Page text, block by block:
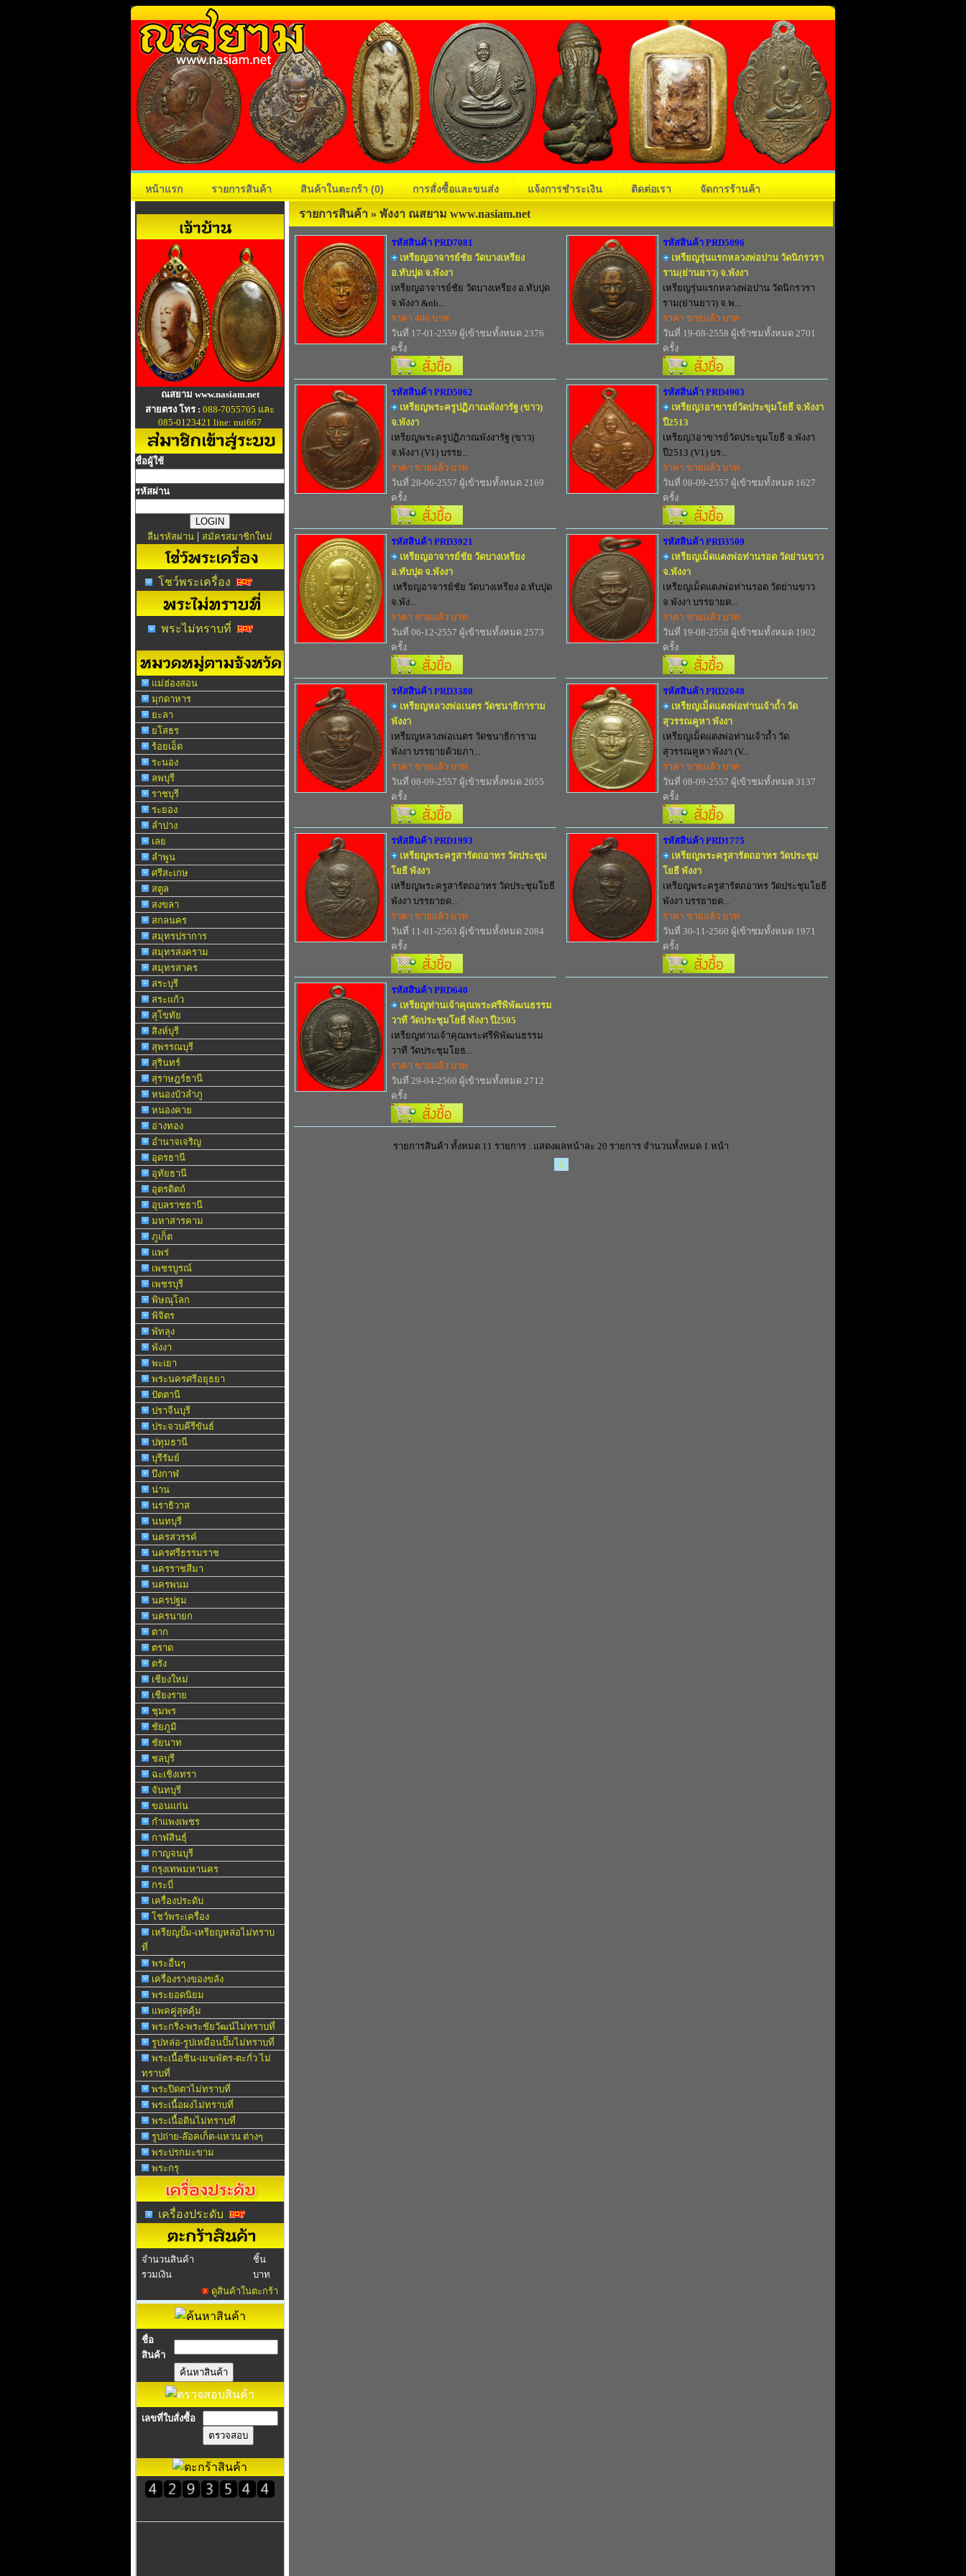
หน้าแรก รายการสินค้า สินค้าในตะกร้า (0) การสั่งซื้อและขนส่ง แจ้งการชำระเงิน ติดต่อเรา จัดการร้านค้า
ณสยาม www.nasiam.net
สายตรง โทร : 088-7055705 และ
085-0123421 line: nui667
ชื่อผู้ใช้
รหัสผ่าน
ลืมรหัสผ่าน | สมัครสมาชิกใหม่
โชว์พระเครื่อง
พระไม่ทราบที่
แม่ฮ่องสอน
มุกดาหาร
ยะลา
ยโสธร
ร้อยเอ็ด
ระนอง
ลพบุรี
ราชบุรี
ระยอง
ลำปาง
เลย
ลำพูน
ศรีสะเกษ
สตูล
สงขลา
สกลนคร
สมุทรปราการ
สมุทรสงคราม
สมุทรสาคร
สระบุรี
สระแก้ว
สุโขทัย
สิงห์บุรี
สุพรรณบุรี
สุรินทร์
สุราษฎร์ธานี
หนองบัวลำภู
หนองคาย
อ่างทอง
อำนาจเจริญ
อุดรธานี
อุทัยธานี
อุตรดิตถ์
อุบลราชธานี
มหาสารคาม
ภูเก็ต
แพร่
เพชรบูรณ์
เพชรบุรี
พิษณุโลก
พิจิตร
พัทลุง
พังงา
พะเยา
พระนครศรีอยุธยา
ปัตตานี
ปราจีนบุรี
ประจวบคีรีขันธ์
ปทุมธานี
บุรีรัมย์
บึงกาฬ
น่าน
นราธิวาส
นนทบุรี
นครสวรรค์
นครศรีธรรมราช
นครราชสีมา
นครพนม
นครปฐม
นครนายก
ตาก
ตราด
ตรัง
เชียงใหม่
เชียงราย
ชุมพร
ชัยภูมิ
ชัยนาท
ชลบุรี
ฉะเชิงเทรา
จันทบุรี
ขอนแก่น
กำแพงเพชร
กาฬสินธุ์
กาญจนบุรี
กรุงเทพมหานคร
กระบี่
เครื่องประดับ
โชว์พระเครื่อง
เหรียญปั๊ม-เหรียญหล่อไม่ทราบ
ที่
พระอื่นๆ
เครื่องรางของขลัง
พระยอดนิยม
แพคคู่สุดคุ้ม
พระกริ่ง-พระชัยวัฒน์ไม่ทราบที่
รูปหล่อ-รูปเหมือนปั๊มไม่ทราบที่
พระเนื้อชิน-เมฆพัตร-ตะกั่ว ไม่
ทราบที่
พระปิดตาไม่ทราบที่
พระเนื้อผงไม่ทราบที่
พระเนื้อดินไม่ทราบที่
รูปถ่าย-ล๊อคเก็ต-แหวน ต่างๆ
พระปรกมะขาม
พระกรุ
เครื่องประดับ
จำนวนสินค้า
ชิ้น
รวมเงิน
บาท
ดูสินค้าในตะกร้า
ชื่อ
สินค้า
เลขที่ใบสั่งซื้อ
รายการสินค้า » พังงา ณสยาม www.nasiam.net
รหัสสินค้า PRD7081
เหรียญอาจารย์ชัย วัดบางเหรียง
อ.ทับปุด จ.พังงา
เหรียญอาจารย์ชัย วัดบางเหรียง อ.ทับปุด
จ.พังงา &nb...
ราคา 400 บาท
วันที่ 17-01-2559 ผู้เข้าชมทั้งหมด 2376
ครั้ง
รหัสสินค้า PRD5096
เหรียญรุ่นแรกหลวงพ่อปาน วัดนิกรวรา
ราม(ย่านยาว) จ.พังงา
เหรียญรุ่นแรกหลวงพ่อปาน วัดนิกรวรา
ราม(ย่านยาว) จ.พ...
ราคา ขายแล้ว บาท
วันที่ 19-08-2558 ผู้เข้าชมทั้งหมด 2701
ครั้ง
รหัสสินค้า PRD5062
เหรียญพระครูปฏิภาณพังงารัฐ (ขาว)
จ.พังงา
เหรียญพระครูปฏิภาณพังงารัฐ (ขาว)
จ.พังงา (V1) บรรย...
ราคา ขายแล้ว บาท
วันที่ 28-06-2557 ผู้เข้าชมทั้งหมด 2169
ครั้ง
รหัสสินค้า PRD4903
เหรียญ3อาขารย์วัดประขุมโยธี จ.พังงา
ปี2513
เหรียญ3อาขารย์วัดประขุมโยธี จ.พังงา
ปี2513 (V1) บร...
ราคา ขายแล้ว บาท
วันที่ 08-09-2557 ผู้เข้าชมทั้งหมด 1627
ครั้ง
รหัสสินค้า PRD3921
เหรียญอาจารย์ชัย วัดบางเหรียง
อ.ทับปุด จ.พังงา
เหรียญอาจารย์ชัย วัดบางเหรียง อ.ทับปุด
จ.พัง...
ราคา ขายแล้ว บาท
วันที่ 06-12-2557 ผู้เข้าชมทั้งหมด 2573
ครั้ง
รหัสสินค้า PRD3509
เหรียญเม็ดแตงพ่อท่านรอด วัดย่านขาว
จ.พังงา
เหรียญเม็ดแตงพ่อท่านรอด วัดย่านขาว
จ.พังงา บรรยายด...
ราคา ขายแล้ว บาท
วันที่ 19-08-2558 ผู้เข้าชมทั้งหมด 1902
ครั้ง
รหัสสินค้า PRD3380
เหรียญหลวงพ่อเนตร วัดชนาธิการาม
พังงา
เหรียญหลวงพ่อเนตร วัดชนาธิการาม
พังงา บรรยายด้วยภา...
ราคา ขายแล้ว บาท
วันที่ 08-09-2557 ผู้เข้าชมทั้งหมด 2055
ครั้ง
รหัสสินค้า PRD2048
เหรียญเม็ดแตงพ่อท่านเจ้าถ้ำ วัด
สุวรรณคูหา พังงา
เหรียญเม็ดแตงพ่อท่านเจ้าถ้ำ วัด
สุวรรณคูหา พังงา (V...
ราคา ขายแล้ว บาท
วันที่ 08-09-2557 ผู้เข้าชมทั้งหมด 3137
ครั้ง
รหัสสินค้า PRD1993
เหรียญพระครูสารัตถอาทร วัดประชุม
โยธี พังงา
เหรียญพระครูสารัตถอาทร วัดประชุมโยธี
พังงา บรรยายด...
ราคา ขายแล้ว บาท
วันที่ 11-01-2563 ผู้เข้าชมทั้งหมด 2084
ครั้ง
รหัสสินค้า PRD1775
เหรียญพระครูสารัตถอาทร วัดประชุม
โยธี พังงา
เหรียญพระครูสารัตถอาทร วัดประชุมโยธี
พังงา บรรยายด...
ราคา ขายแล้ว บาท
วันที่ 30-11-2560 ผู้เข้าชมทั้งหมด 1971
ครั้ง
รหัสสินค้า PRD640
เหรียญท่านเจ้าคุณพระศรีพิพัฒนธรรม
วาที วัดประชุมโยธี พังงา ปี2505
เหรียญท่านเจ้าคุณพระศรีพิพัฒนธรรม
วาที วัดประชุมโยธ...
ราคา ขายแล้ว บาท
วันที่ 29-04-2560 ผู้เข้าชมทั้งหมด 2712
ครั้ง
รายการสินค้า ทั้งหมด 11 รายการ : แสดงผลหน้าละ 20 รายการ จำนวนทั้งหมด 1 หน้า
1